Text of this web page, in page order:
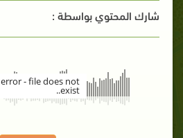
شارك المحتوي بواسطة :
error - file does not
exist..